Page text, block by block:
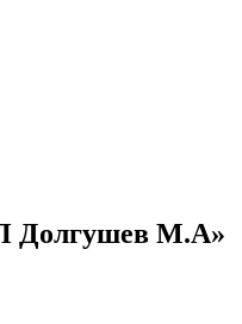
Долгушев М.А»